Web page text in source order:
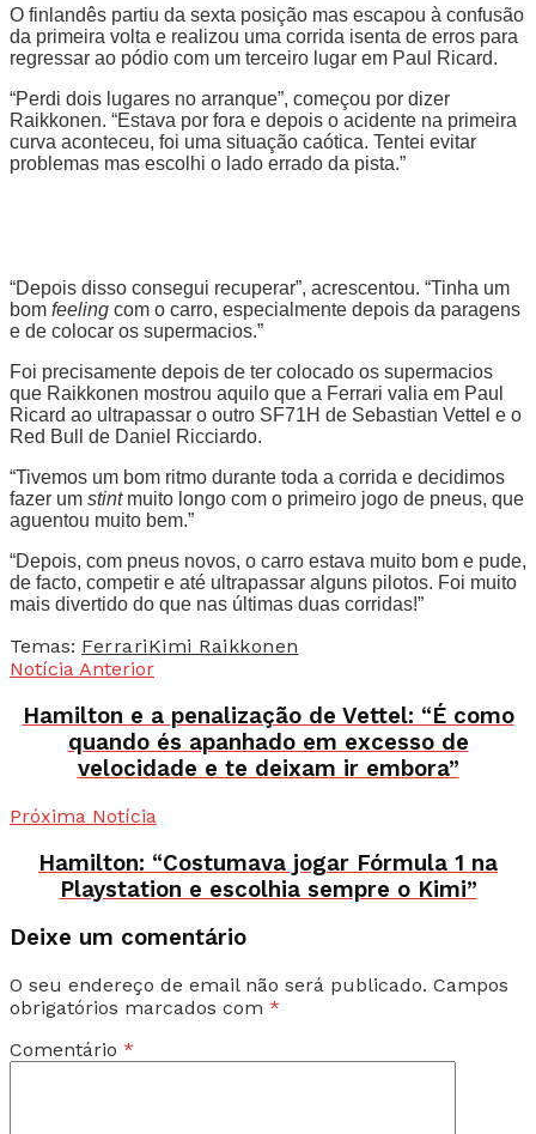
O finlandês partiu da sexta posição mas escapou à confusão
da primeira volta e realizou uma corrida isenta de erros para
regressar ao pódio com um terceiro lugar em Paul Ricard.
“Perdi dois lugares no arranque”, começou por dizer
Raikkonen. “Estava por fora e depois o acidente na primeira
curva aconteceu, foi uma situação caótica. Tentei evitar
problemas mas escolhi o lado errado da pista.”
“Depois disso consegui recuperar”, acrescentou. “Tinha um
bom feeling com o carro, especialmente depois da paragens
e de colocar os supermacios.”
Foi precisamente depois de ter colocado os supermacios
que Raikkonen mostrou aquilo que a Ferrari valia em Paul
Ricard ao ultrapassar o outro SF71H de Sebastian Vettel e o
Red Bull de Daniel Ricciardo.
“Tivemos um bom ritmo durante toda a corrida e decidimos
fazer um stintmuito longo com o primeiro jogo de pneus, que
aguentou muito bem.”
“Depois, com pneus novos, o carro estava muito bom e pude,
de facto, competir e até ultrapassar alguns pilotos. Foi muito
mais divertido do que nas últimas duas corridas!”
Temas: FerrariKimi Raikkonen
Notícia Anterior
Hamilton e a penalização de Vettel: “É como
quando és apanhado em excesso de
velocidade e te deixam ir embora”
Próxima Notícia
Hamilton: “Costumava jogar Fórmula 1 na
Playstation e escolhia sempre o Kimi”
Deixe um comentário
O seu endereço de email não será publicado. Campos
obrigatórios marcados com *
Comentário *